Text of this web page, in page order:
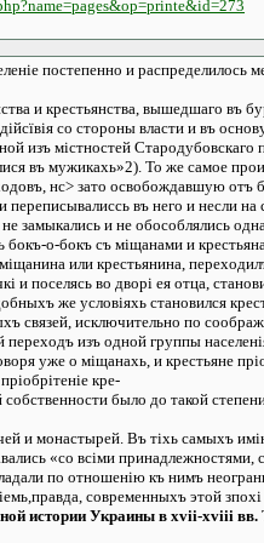
постепенно и
и крестьянства, вышедшаго въ
со стороны власти и въ
изъ містностей
въ мужикахь»2). То же самое
нс> зато освобождавшую отъ
переписывалиссь въ него и несли
замыкались и не обособлялись
бокъ-о-бокъ съ міщанами и
или крестьянина,
и поселясь во дворі ея отца,
же условіяхь становился
связей, исключительно по
изъ одной группы
уже о міщанахь, и крестьяне
кре-
собственности было до такой
и монастырей. Въ тіхь самыхъ
«со всіми
по отношенію къ нимъ
современныхъ этой
истории Украины в xvii-xviii вв.